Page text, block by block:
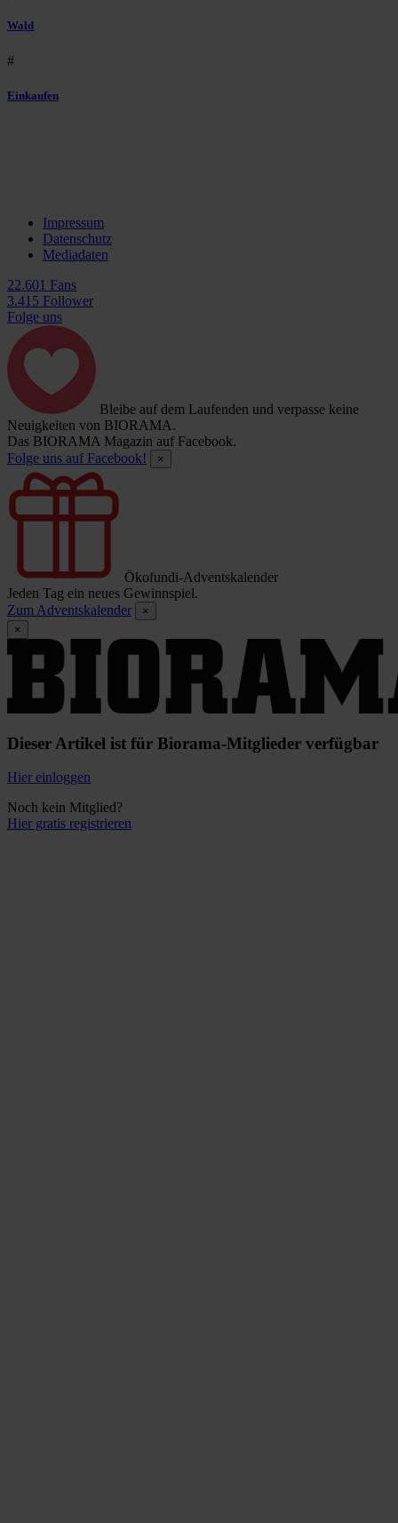
Wald
#
Einkaufen
Impressum
Datenschutz
Mediadaten
22.601 Fans
3.415 Follower
Folge uns
Bleibe auf dem Laufenden und verpasse keine
Neuigkeiten von BIORAMA.
Das BIORAMA Magazin auf Facebook.
Folge uns auf Facebook!
×
Ökofundi-Adventskalender
Jeden Tag ein neues Gewinnspiel.
Zum Adventskalender
×
×
Dieser Artikel ist für Biorama-Mitglieder verfügbar
Hier einloggen
Noch kein Mitglied?
Hier gratis registrieren